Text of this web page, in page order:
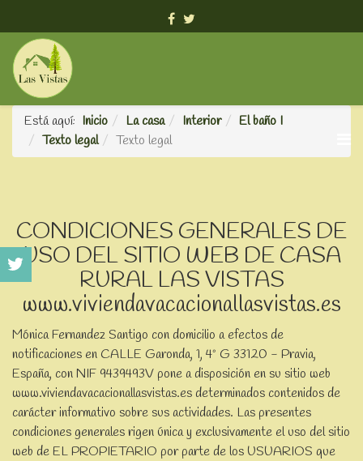
Está aquí: Inicio La casa Interior
El baño I
Texto legal
Texto legal
CONDICIONES GENERALES DE
USO DEL SITIO WEB DE CASA
RURAL LAS VISTAS
www.viviendavacacionallasvistas.es
Mónica Fernandez Santigo con domicilio a efectos de
notificaciones en CALLE Garonda, 1, 4º G 33120 - Pravia,
España, con NIF 9439493V pone a disposición en su sitio web
www.viviendavacacionallasvistas.es determinados contenidos de
carácter informativo sobre sus actividades. Las presentes
condiciones generales rigen única y exclusivamente el uso del sitio
web de EL PROPIETARIO por parte de los USUARIOS que